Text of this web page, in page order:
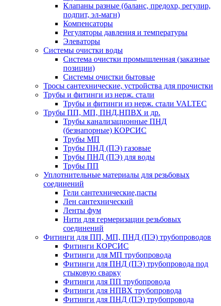
Клапаны разные (баланс, предохр, регулир,
подпит, эл-магн)
Компенсаторы
Регуляторы давления и температуры
Элеваторы
Системы очистки воды
Система очистки промышленная (заказные
позиции)
Системы очистки бытовые
Тросы сантехнические, устройства для прочистки
Трубы и фитинги из нерж. стали
Трубы и фитинги из нерж. стали VALTEC
Трубы ПП, МП, ПНД,НПВХ и др.
Трубы канализационные ПНД
(безнапорные) КОРСИС
Трубы МП
Трубы ПНД (ПЭ) газовые
Трубы ПНД (ПЭ) для воды
Трубы ПП
Уплотнительные материалы для резьбовых
соединений
Гели сантехнические,пасты
Лен сантехнический
Ленты фум
Нити для гермеризации резьбовых
соединений
Фитинги для ПП, МП, ПНД (ПЭ) трубопроводов
Фитинги КОРСИС
Фитинги для МП трубопровода
Фитинги для ПНД (ПЭ) трубопровода под
стыковую сварку
Фитинги для ПП трубопровода
Фитинги для НПВХ трубопровода
Фитинги для ПНД (ПЭ) трубопровода